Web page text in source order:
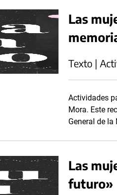
Las
Texto |
Actividades
Mora. Este
General de la
Las
futuro»